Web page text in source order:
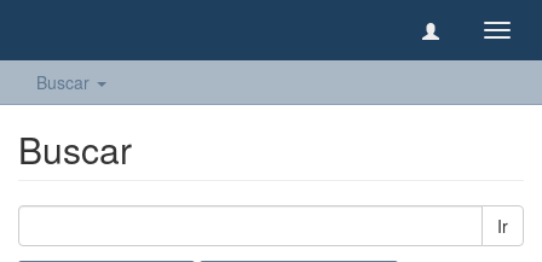
Buscar
Buscar
Ir